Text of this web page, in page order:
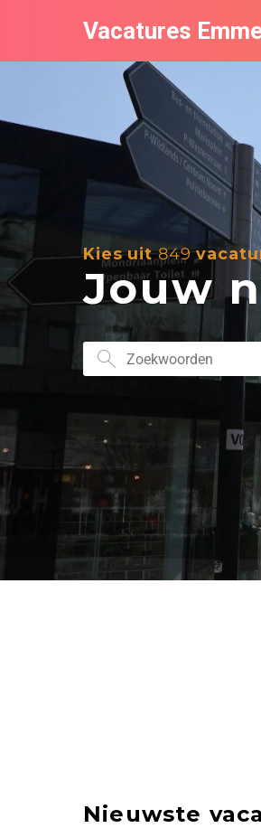
Vacatures
Kies uit849
Jouw
Nieuwste